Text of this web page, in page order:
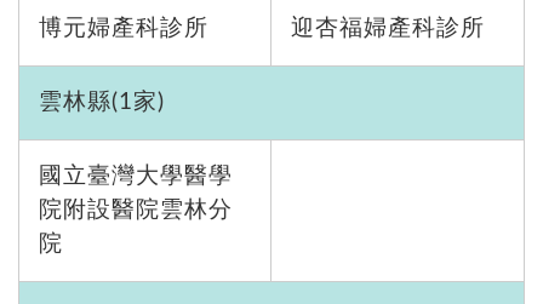
博元婦產科診所 迎杏福婦產科診所
雲林縣(1家)
國立臺灣大學醫學
院附設醫院雲林分
院